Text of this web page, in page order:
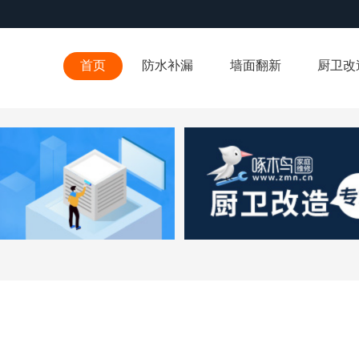
首页 防水补漏 墙面翻新 厨卫改